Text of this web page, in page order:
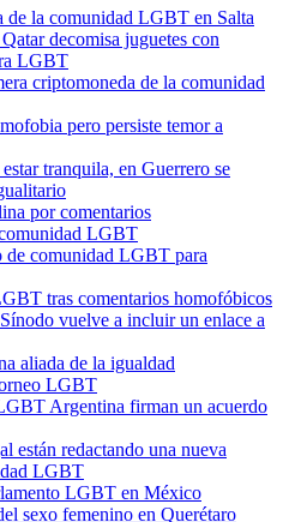
la comunidad LGBT en Salta
decomisa juguetes con
LGBT
criptomoneda de la comunidad
pero persiste temor a
tranquila, en Guerrero se
por comentarios
LGBT
comunidad LGBT para
tras comentarios homofóbicos
vuelve a incluir un enlace a
aliada de la igualdad
LGBT
Argentina firman un acuerdo
están redactando una nueva
LGBT
LGBT en México
sexo femenino en Querétaro